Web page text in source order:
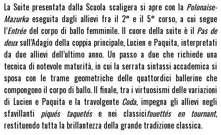
La Suite presentata dalla Scuola scaligera si apre con la Polonaise-
Mazurkaeseguita dagli allievi fra il 2° e il 5° corso, a cui segue
l’Entréedel corpo di ballo femminile. Il cuore della suite è il Pas de
deuxsull’Adagio della coppia principale, Lucien e Paquita, interpretati
da due allievi dell’ultimo anno. Un passo a due che richiede una
tecnica di notevole maturità, in cui la serrata sintassi accademica si
sposa con le trame geometriche delle quattordici ballerine che
compongono il corpo di ballo. Il finale, tra i virtuosismi delle variazioni
di Lucien e Paquita e la travolgente Coda, impegna gli allievi negli
sfavillanti piqués taquetése nei classicifouettés en tournant,
restituendo tutta la brillantezza della grande tradizione classica.